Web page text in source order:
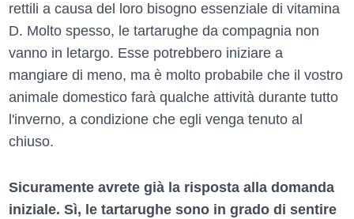
rettili a causa del loro bisogno essenziale di vitamina
D. Molto spesso, le tartarughe da compagnia non
vanno in letargo. Esse potrebbero iniziare a
mangiare di meno, ma è molto probabile che il vostro
animale domestico farà qualche attività durante tutto
l'inverno, a condizione che egli venga tenuto al
chiuso.
Sicuramente avrete già la risposta alla domanda
iniziale. Sì, le tartarughe sono in grado di sentire